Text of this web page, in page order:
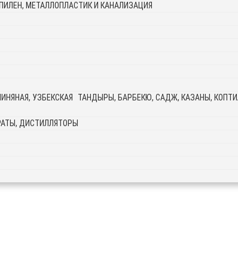
МЕТАЛЛОПЛАСТИК И КАНАЛИЗАЦИЯ
ТАНДЫРЫ, БАРБЕКЮ, САДЖ, КАЗАНЫ,
ДИСТИЛЛЯТОРЫ